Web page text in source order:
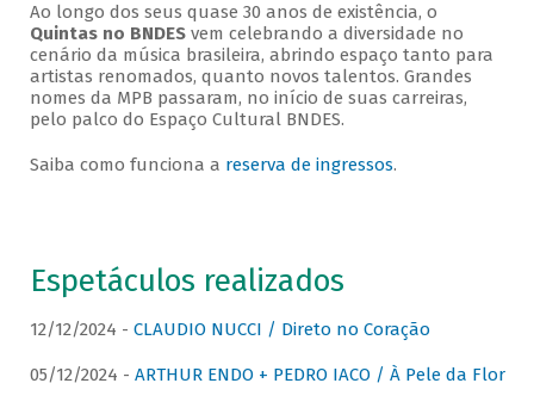
Ao longo dos seus quase 30 anos de existência, o
Quintas no BNDESvem celebrando a diversidade no
cenário da música brasileira, abrindo espaço tanto para
artistas renomados, quanto novos talentos. Grandes
nomes da MPB passaram, no início de suas carreiras,
pelo palco do Espaço Cultural BNDES.
Saiba como funciona a reserva de ingressos.
Espetáculos realizados
12/12/2024 - CLAUDIO NUCCI / Direto no Coração
05/12/2024 - ARTHUR ENDO + PEDRO IACO / À Pele da Flor